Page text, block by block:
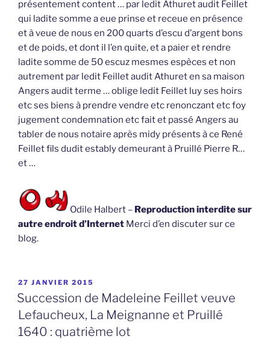
présentement content … par ledit Athuret audit Feillet
qui ladite somme a eue prinse et receue en présence
et à veue de nous en 200 quarts d’escu d’argent bons
et de poids, et dont il l’en quite, et a paier et rendre
ladite somme de 50 escuz mesmes espèces et non
autrement par ledit Feillet audit Athuret en sa maison
Angers audit terme … oblige ledit Feillet luy ses hoirs
etc ses biens à prendre vendre etc renonczant etc foy
jugement condemnation etc fait et passé Angers au
tabler de nous notaire après midy présents à ce René
Feillet fils dudit estably demeurant à Pruillé Pierre R…
et …
Odile Halbert – Reproduction interdite sur
autre endroit d’Internet Merci d’en discuter sur ce
blog.
PUBLIÉ
LE
27 JANVIER 2015
Succession de Madeleine Feillet veuve
Lefaucheux, La Meignanne et Pruillé
1640 : quatrième lot